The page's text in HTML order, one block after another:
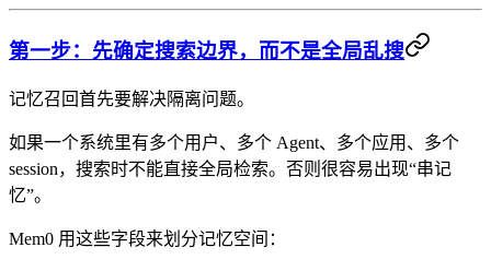
第一步：先确定搜索边界，而不是全局乱搜
记忆召回首先要解决隔离问题。
如果一个系统里有多个用户、多个 Agent、多个应用、多个
session，搜索时不能直接全局检索。否则很容易出现“串记
忆”。
Mem0 用这些字段来划分记忆空间：